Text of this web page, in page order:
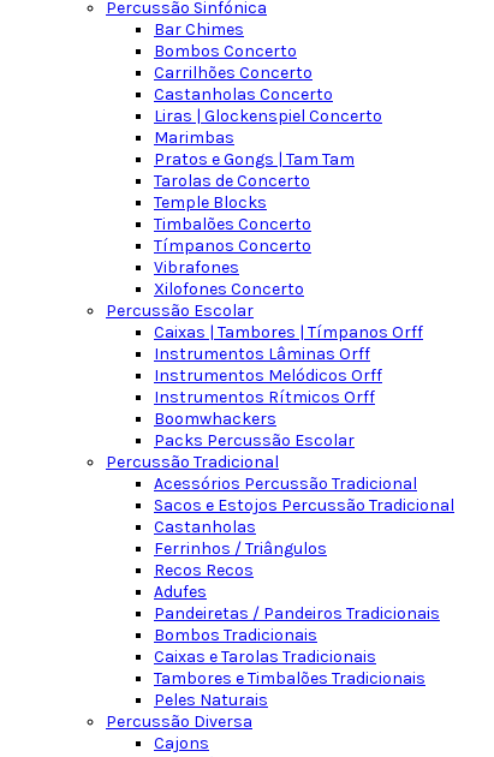
Percussão Sinfónica
Bar Chimes
Bombos Concerto
Carrilhões Concerto
Castanholas Concerto
Liras | Glockenspiel Concerto
Marimbas
Pratos e Gongs | Tam Tam
Tarolas de Concerto
Temple Blocks
Timbalões Concerto
Tímpanos Concerto
Vibrafones
Xilofones Concerto
Percussão Escolar
Caixas | Tambores | Tímpanos Orff
Instrumentos Lâminas Orff
Instrumentos Melódicos Orff
Instrumentos Rítmicos Orff
Boomwhackers
Packs Percussão Escolar
Percussão Tradicional
Acessórios Percussão Tradicional
Sacos e Estojos Percussão Tradicional
Castanholas
Ferrinhos / Triângulos
Recos Recos
Adufes
Pandeiretas / Pandeiros Tradicionais
Bombos Tradicionais
Caixas e Tarolas Tradicionais
Tambores e Timbalões Tradicionais
Peles Naturais
Percussão Diversa
Cajons